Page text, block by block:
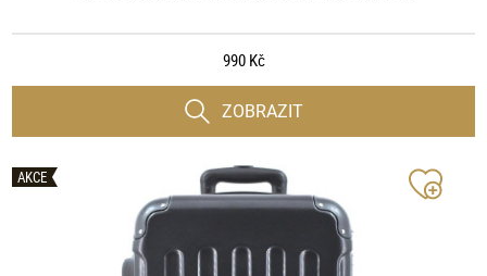
990 Kč
ZOBRAZIT
AKCE